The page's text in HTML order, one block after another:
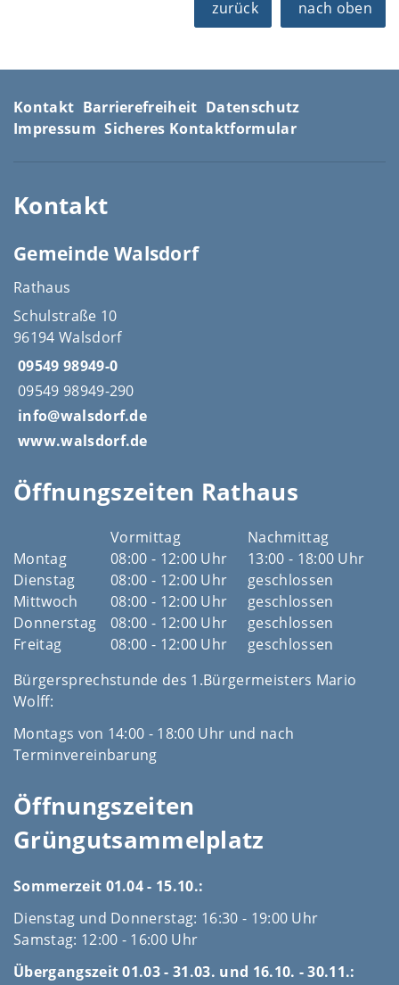
zurück nach oben
Kontakt Barrierefreiheit Datenschutz
Impressum Sicheres Kontaktformular
Kontakt
Gemeinde Walsdorf
Rathaus
Schulstraße 10
96194 Walsdorf
09549 98949-0
09549 98949-290
info@walsdorf.de
www.walsdorf.de
Öffnungszeiten Rathaus
Vormittag
Nachmittag
Montag
08:00 - 12:00 Uhr
13:00 - 18:00 Uhr
Dienstag
08:00 - 12:00 Uhr
geschlossen
Mittwoch
08:00 - 12:00 Uhr
geschlossen
Donnerstag
08:00 - 12:00 Uhr
geschlossen
Freitag
08:00 - 12:00 Uhr
geschlossen
Bürgersprechstunde des 1.Bürgermeisters Mario
Wolff:
Montags von 14:00 - 18:00 Uhr und nach
Terminvereinbarung
Öffnungszeiten
Grüngutsammelplatz
Sommerzeit 01.04 - 15.10.:
Dienstag und Donnerstag: 16:30 - 19:00 Uhr
Samstag: 12:00 - 16:00 Uhr
Übergangszeit 01.03 - 31.03. und 16.10. - 30.11.: